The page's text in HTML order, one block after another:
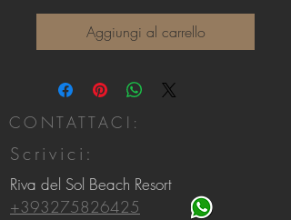
Aggiungi al carrello
CONTATTACI:
Scrivici:
Riva del Sol Beach Resort
+393275826425